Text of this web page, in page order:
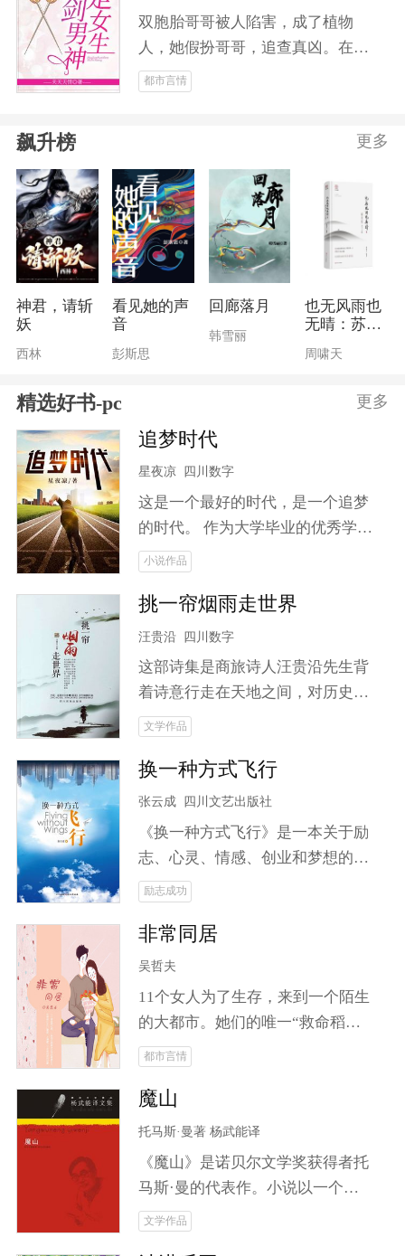
双胞胎哥哥被人陷害，成了植物
人，她假扮哥哥，追查真凶。在花
剑男子比赛中，她脱颖而出，成为
花剑男神，受到万千少女的疯狂追
愿，蜕变为花剑女神，成就花剑霸
业！爱情事业双丰收！！
都市言情
飙升榜 更多
神君，请斩
妖
西林
看见她的声
音
彭斯思
回廊落月
韩雪丽
也无风雨也
无晴：苏东
周啸天
精选好书-pc 更多
追梦时代
星夜凉 四川数字
这是一个最好的时代，是一个追梦
的时代。 作为大学毕业的优秀学
子，韩杨拒绝了母校的挽留，义无
反顾地返回故乡，成为扶贫办的一
名普通工作人员，拥有要为家乡脱
贫的梦想。 当命运将来自大城市的
去何从？ 海归的企业高管，不服输
的万人迷，他们之前又会擦出怎样
的火花？ 啃老的富二代，遇见向往
大城市的县城女孩，面对爱情，他
们会做出怎样的选择？ 六位代表着
各自阶层的典型人物，讲述了一个
关于追梦、奋斗、拼搏的爱情故
事。
小说作品
挑一帘烟雨走世界
汪贵沿 四川数字
这部诗集是商旅诗人汪贵沿先生背
着诗意行走在天地之间，对历史与
未来，人生与人性通过诗歌旅行去
文学作品
换一种方式飞行
张云成 四川文艺出版社
《换一种方式飞行》是一本关于励
志、心灵、情感、创业和梦想的
书。记录了张云成和他的二哥三哥
京漂八年中生存、创业、发展的曲
折历程。 生活有多难？24岁的
男子端不起一杯水，却想在北京扎
看到了阳光——室友的电脑。三个
月里，被迫五次搬家，尝尽京漂滋
味；一根手指，*注册开店，获得
感动中国网商奖。生命里无法承受
之重，他都能承受，唯有爱情例
外。那是一个美丽善良，并且健康
的姑娘，他们相爱了。他们之间的
爱，像空气那般轻，他也承受不
起；他们之间的爱，像空气那般不
可或缺，他却不得不远离。他和
励志成功
非常同居
吴哲夫
11个女人为了生存，来到一个陌生
的大都市。她们的唯一“救命稻
草”是过去的一个男同事，如今某
巢，占据了当红记者的SOHO公
寓。 一个单身男记者，一群求生存
态，折射怎样的人间百态？各种角
色粉墨登场，别样的日子或捧腹，
或悲催，或奋发，在那个单身
SOHO公寓悲喜交加地上演着一个
都市言情
魔山
托马斯·曼著 杨武能译
《魔山》是诺贝尔文学奖获得者托
马斯·曼的代表作。小说以一个山
庄疗养院为中心，描写了欧洲许多
文学作品